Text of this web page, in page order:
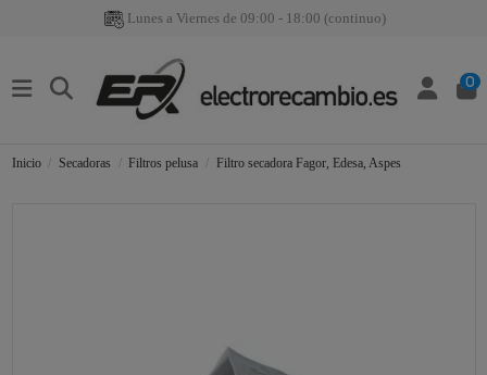
Lunes a Viernes de 09:00 - 18:00 (continuo)
0
Inicio Secadoras Filtros pelusa Filtro secadora Fagor, Edesa, Aspes